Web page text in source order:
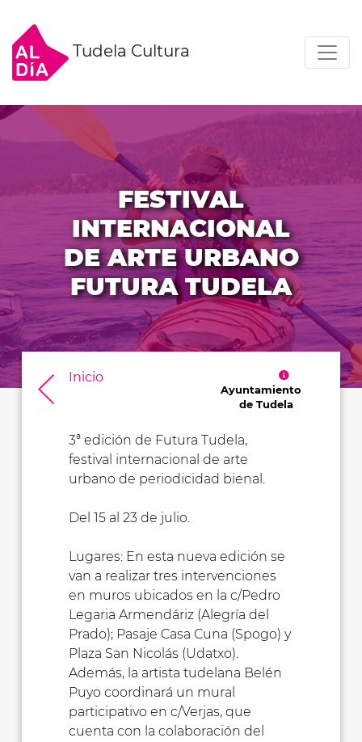
Tudela Cultura
FESTIVAL
INTERNACIONAL
DE ARTE URBANO
FUTURA TUDELA
Inicio
Ayuntamiento
de Tudela
3ª edición de Futura Tudela,
festival internacional de arte
urbano de periodicidad bienal.
Del 15 al 23 de julio.
Lugares: En esta nueva edición se
van a realizar tres intervenciones
en muros ubicados en la c/Pedro
Legaria Armendáriz (Alegría del
Prado); Pasaje Casa Cuna (Spogo) y
Plaza San Nicolás (Udatxo).
Además, la artista tudelana Belén
Puyo coordinará un mural
participativo en c/Verjas, que
cuenta con la colaboración del